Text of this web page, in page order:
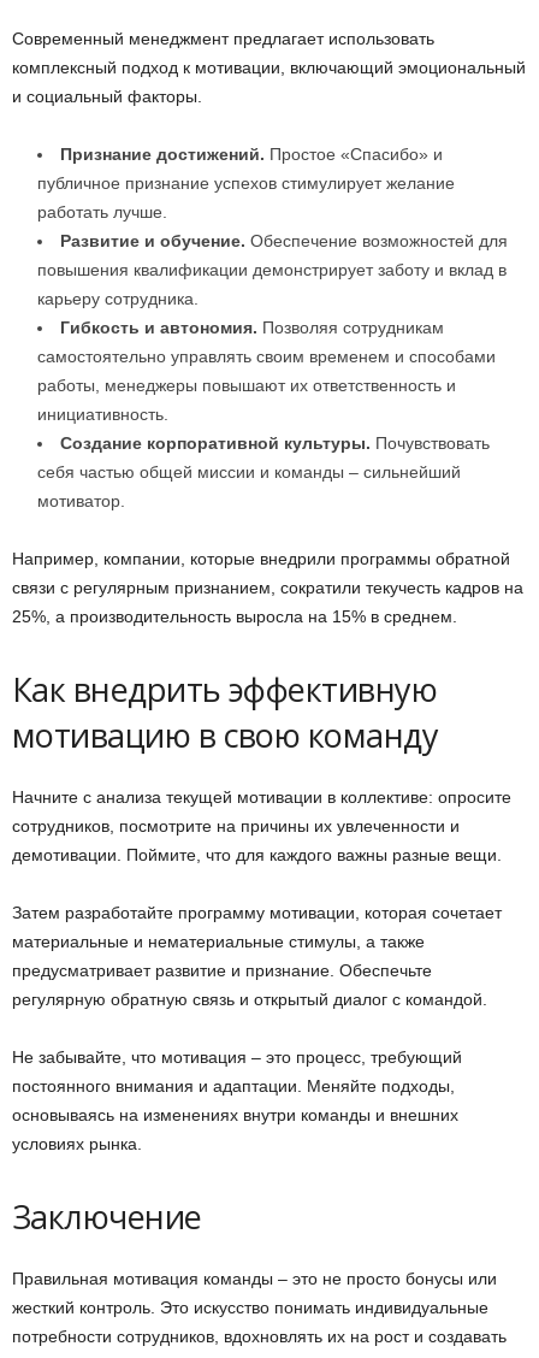
Современный менеджмент предлагает использовать
комплексный подход к мотивации, включающий эмоциональный
и социальный факторы.
Признание достижений. Простое «Спасибо» и
публичное признание успехов стимулирует желание
работать лучше.
Развитие и обучение. Обеспечение возможностей для
повышения квалификации демонстрирует заботу и вклад в
карьеру сотрудника.
Гибкость и автономия. Позволяя сотрудникам
самостоятельно управлять своим временем и способами
работы, менеджеры повышают их ответственность и
инициативность.
Создание корпоративной культуры. Почувствовать
себя частью общей миссии и команды – сильнейший
мотиватор.
Например, компании, которые внедрили программы обратной
связи с регулярным признанием, сократили текучесть кадров на
25%, а производительность выросла на 15% в среднем.
Как внедрить эффективную
мотивацию в свою команду
Начните с анализа текущей мотивации в коллективе: опросите
сотрудников, посмотрите на причины их увлеченности и
демотивации. Поймите, что для каждого важны разные вещи.
Затем разработайте программу мотивации, которая сочетает
материальные и нематериальные стимулы, а также
предусматривает развитие и признание. Обеспечьте
регулярную обратную связь и открытый диалог с командой.
Не забывайте, что мотивация – это процесс, требующий
постоянного внимания и адаптации. Меняйте подходы,
основываясь на изменениях внутри команды и внешних
условиях рынка.
Заключение
Правильная мотивация команды – это не просто бонусы или
жесткий контроль. Это искусство понимать индивидуальные
потребности сотрудников, вдохновлять их на рост и создавать